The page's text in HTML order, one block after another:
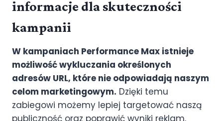
informacje dla skuteczności
kampanii
W kampaniach Performance Max istnieje
możliwość wykluczania określonych
adresów URL, które nie odpowiadają naszym
celom marketingowym. Dzięki temu
zabiegowi możemy lepiej targetować naszą
publiczność oraz poprawić wyniki reklam.